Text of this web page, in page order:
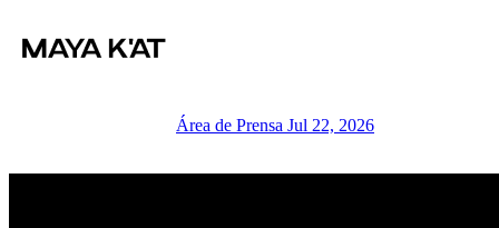
Área de Prensa Jul 22, 2026